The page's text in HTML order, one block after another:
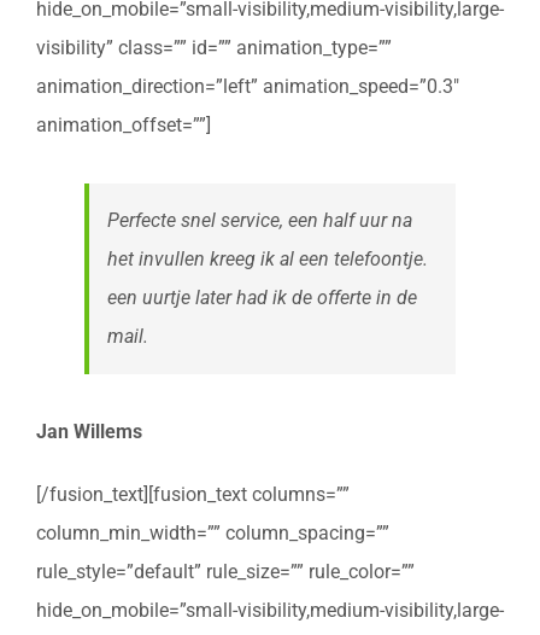
hide_on_mobile=”small-visibility,medium-visibility,large-
visibility” class=”” id=”” animation_type=””
animation_direction=”left” animation_speed=”0.3″
animation_offset=””]
Perfecte snel service, een half uur na
het invullen kreeg ik al een telefoontje.
een uurtje later had ik de offerte in de
mail.
Jan Willems
[/fusion_text][fusion_text columns=””
column_min_width=”” column_spacing=””
rule_style=”default” rule_size=”” rule_color=””
hide_on_mobile=”small-visibility,medium-visibility,large-